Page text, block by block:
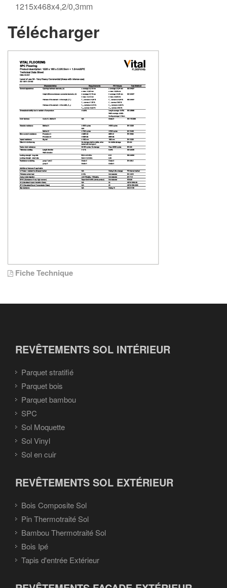
1215x468x4,2/0,3mm
Télécharger
Fiche Technique
REVÊTEMENTS SOL INTÉRIEUR
Parquet stratifié
Parquet bois
Parquet bambou
SPC
Sol Moquette
Sol Vinyl
Sol en cuir
REVÊTEMENTS SOL EXTÉRIEUR
Bois Composite Sol
Pin Thermotraité Sol
Bambou Thermotraité Sol
Bois Ipé
Tapis d'entrée Extérieur